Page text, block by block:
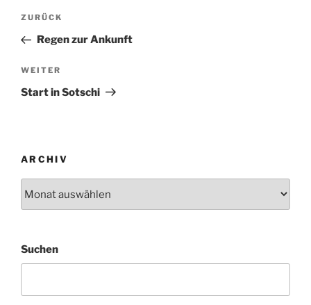
Beitragsnavigation
Vorheriger
Beitrag
ZURÜCK
Regen zur Ankunft
Nächster
Beitrag
WEITER
Start in Sotschi
ARCHIV
Suchen